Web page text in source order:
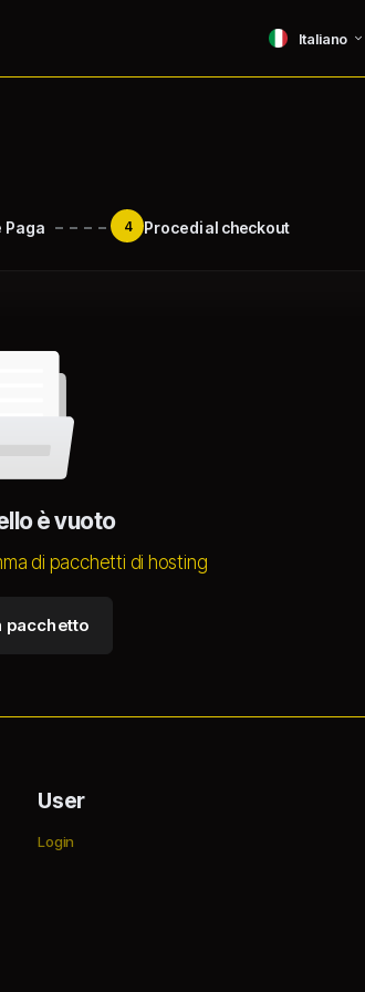
Italiano
Paga 4 Procedi al checkout
è vuoto
di pacchetti di hosting
pacchetto
User
Login